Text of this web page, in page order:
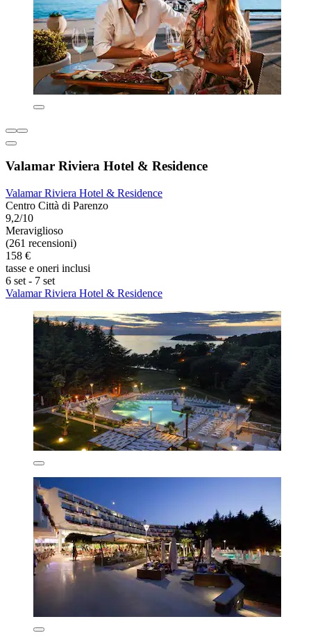
Valamar Riviera Hotel & Residence
Valamar Riviera Hotel & Residence
Centro Città di Parenzo
9,2/10
Meraviglioso
(261 recensioni)
158 €
tasse e oneri inclusi
6 set - 7 set
Valamar Riviera Hotel & Residence